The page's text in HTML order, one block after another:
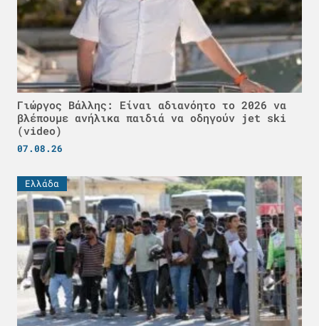
Γιώργος Βάλλης: Είναι αδιανόητο το 2026 να
βλέπουμε ανήλικα παιδιά να οδηγούν jet ski
(video)
07.08.26
Ελλάδα